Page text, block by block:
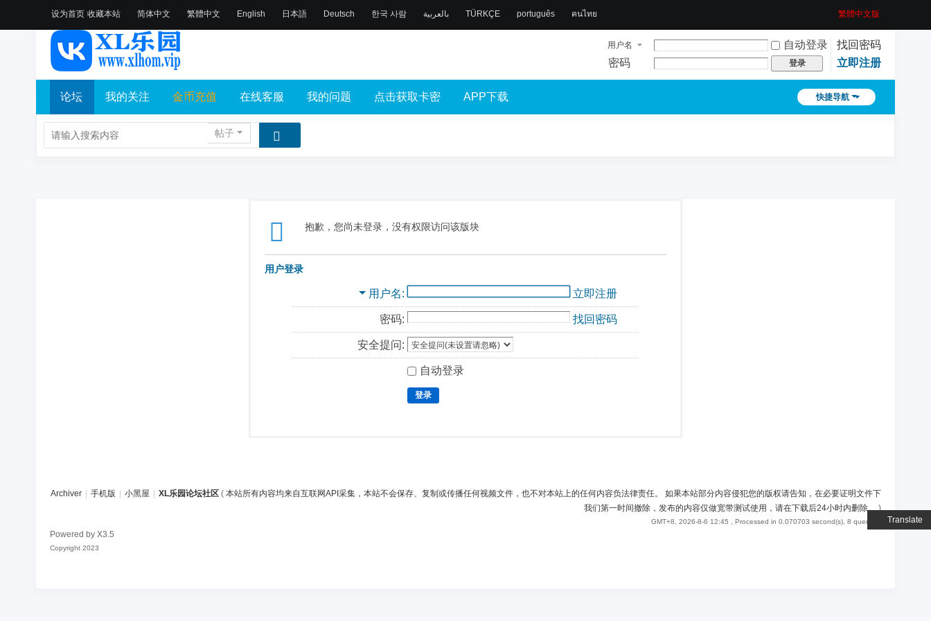
设为首页 收藏本站
Translate
简体中文 繁體中文 English 日本語 Deutsch 한국 사람 بالعربية TÜRKÇE português คนไทย 繁體中文版
用户名 自动登录
找回密码
密码
登录 立即注册
快捷导航
论坛 我的关注 金币充值 在线客服 我的问题 点击获取卡密 APP下载
帖子
抱歉，您尚未登录，没有权限访问该版块
用户登录
用户名 立即注册
密码: 找回密码
安全提问:
自动登录
登录
Archiver 手机版 小黑屋 XL乐园论坛社区 ( 本站所有内容均来自互联网API采集，本站不会保存、复制或传播任何视频文件，也不对本站上的任何内容负法律责任。 如果本站部分内容侵犯您的版权请告知，在必要证明文件下
我们第一时间撤除，发布的内容仅做宽带测试使用，请在下载后24小时内删除。)
GMT+8, 2026-8-6 12:45 , Processed in 0.070703 second(s), 8 queries .
Powered by X3.5
Copyright 2023